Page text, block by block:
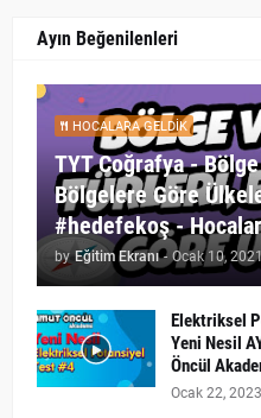
Ayın Beğenilenleri
HOCALARA GELDIK
TYT Coğrafya -
Bölgelere Göre
#hedefekoş -
by Eğitim Ekranı - Ocak 10,
Elektriksel
Yeni Nesil
Öncül
Ocak 22, 2023